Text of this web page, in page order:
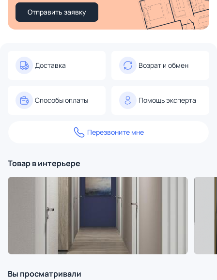
Отправить заявку
Доставка Возрат и обмен
Способы оплаты Помощь эксперта
Перезвоните мне
Товар в интерьере
Вы просматривали